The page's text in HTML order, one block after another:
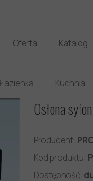
Oferta Katalog
Łazienka Kuchnia
Producent:
Kod produktu:
Dostępność:
Osłona